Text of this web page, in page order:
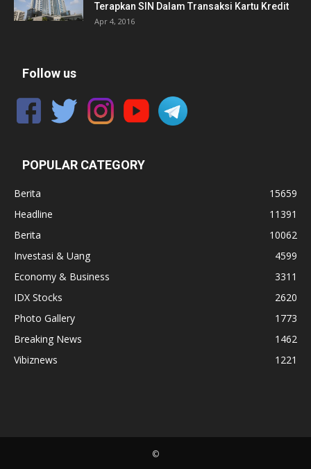
Terapkan SIN Dalam Transaksi Kartu Kredit
Apr 4, 2016
Follow us
POPULAR CATEGORY
Berita
15659
Headline
11391
Berita
10062
Investasi & Uang
4599
Economy & Business
3311
IDX Stocks
2620
Photo Gallery
1773
Breaking News
1462
Vibiznews
1221
©